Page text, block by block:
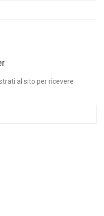
al sito per ricevere